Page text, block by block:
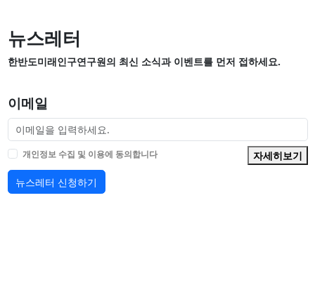
뉴스레터
한반도미래인구연구원의 최신 소식과 이벤트를 먼저 접하세요.
이메일
개인정보 수집 및 이용에 동의합니다
자세히보기
뉴스레터 신청하기